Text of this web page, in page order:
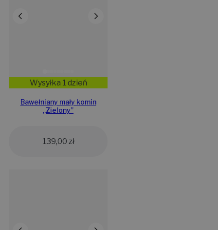
Wysyłka 1 dzień
Bawełniany mały komin
„Zielony”
139,00 zł